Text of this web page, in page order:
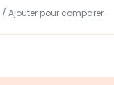
/ Ajouter pour comparer